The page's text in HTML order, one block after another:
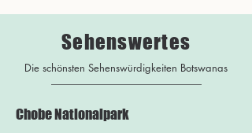
Sehenswertes
Die schönsten Sehenswürdigkeiten Botswanas
Chobe Nationalpark